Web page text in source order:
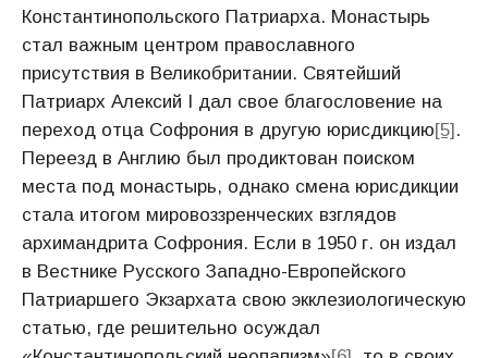
Константинопольского Патриарха. Монастырь
стал важным центром православного
присутствия в Великобритании. Святейший
Патриарх Алексий I дал свое благословение на
переход отца Софрония в другую юрисдикцию[5].
Переезд в Англию был продиктован поиском
места под монастырь, однако смена юрисдикции
стала итогом мировоззренческих взглядов
архимандрита Софрония. Если в 1950 г. он издал
в Вестнике Русского Западно-Европейского
Патриаршего Экзархата свою экклезиологическую
статью, где решительно осуждал